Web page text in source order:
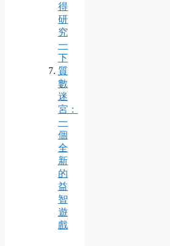
得
研
究
一
下
質
數
迷
宮：
一
個
全
新
的
益
智
遊
戲